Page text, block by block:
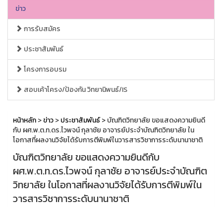
ข่าว
การรับสมัคร
ประชาสัมพันธ์
โครงการอบรม
สอบเค้าโครง/ป้องกัน วิทยานิพนธ์/IS
หน้าหลัก>ข่าว>ประชาสัมพันธ์> บัณฑิตวิทยาลัย ขอแสดงความยินดี
กับ ผศ.พ.ต.ท.ดร.ไวพจน์ กุลาชัย อาจารย์ประจำบัณฑิตวิทยาลัย ใน
โอกาสที่ผลงานวิจัยได้รับการตีพิมพ์ในวารสารวิชาการระดับนานาชาติ
บัณฑิตวิทยาลัย ขอแสดงความยินดีกับ
ผศ.พ.ต.ท.ดร.ไวพจน์ กุลาชัย อาจารย์ประจำบัณฑิต
วิทยาลัย ในโอกาสที่ผลงานวิจัยได้รับการตีพิมพ์ใน
วารสารวิชาการระดับนานาชาติ